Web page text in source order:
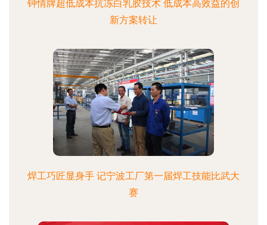
钟情牌超低成本抗冻白乳胶技术 低成本高效益的创
新方案转让
焊工巧匠显身手 记宁波工厂第一届焊工技能比武大
赛